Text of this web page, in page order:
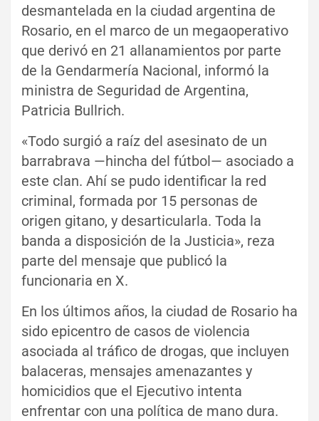
desmantelada en la ciudad argentina de
Rosario, en el marco de un megaoperativo
que derivó en 21 allanamientos por parte
de la Gendarmería Nacional, informó la
ministra de Seguridad de Argentina,
Patricia Bullrich.
«Todo surgió a raíz del asesinato de un
barrabrava —hincha del fútbol— asociado a
este clan. Ahí se pudo identificar la red
criminal, formada por 15 personas de
origen gitano, y desarticularla. Toda la
banda a disposición de la Justicia», reza
parte del mensaje que publicó la
funcionaria en X.
En los últimos años, la ciudad de Rosario ha
sido epicentro de casos de violencia
asociada al tráfico de drogas, que incluyen
balaceras, mensajes amenazantes y
homicidios que el Ejecutivo intenta
enfrentar con una política de mano dura.